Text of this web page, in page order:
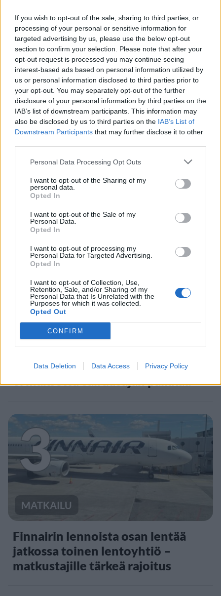
If you wish to opt-out of the sale, sharing to third parties, or
processing of your personal or sensitive information for
targeted advertising by us, please use the below opt-out
section to confirm your selection. Please note that after your
opt-out request is processed you may continue seeing
interest-based ads based on personal information utilized by
us or personal information disclosed to third parties prior to
your opt-out. You may separately opt-out of the further
disclosure of your personal information by third parties on the
IAB’s list of downstream participants. This information may
also be disclosed by us to third parties on the IAB’s List of
Downstream Participants that may further disclose it to other
Personal Data Processing Opt Outs
I want to opt-out of the Sharing of my
personal data.
Opted In
I want to opt-out of the Sale of my
Personal Data.
Opted In
I want to opt-out of processing my
Personal Data for Targeted Advertising.
Opted In
I want to opt-out of Collection, Use,
Retention, Sale, and/or Sharing of my
Personal Data that Is Unrelated with the
Purposes for which it was collected.
Opted Out
CONFIRM
Data Deletion Data Access Privacy Policy
Staran luetuimmat
1
UUTISET
Kela muistuttaa tärkeästä
ikärajasta
2
UUTISET
Työnantaja ei hyväksynyt
etälääkärin
sairauslomatodistuksia – neljälle
ei maksettu sairausajan palkkaa
3
MATKAILU
Finnairin lennoista osan lentää
jatkossa toinen lentoyhtiö –
matkustajille tärkeä rajoitus